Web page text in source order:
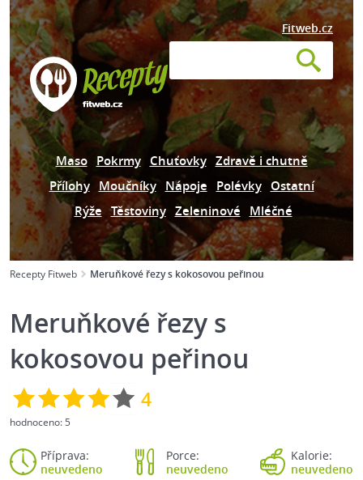
Fitweb.cz
Maso Pokrmy Chuťovky Zdravě i chutně
Přílohy Moučníky Nápoje Polévky Ostatní
Rýže Těstoviny Zeleninové Mléčné
Recepty Fitweb Meruňkové řezy s kokosovou peřinou
Meruňkové řezy s
kokosovou peřinou
4
hodnoceno:5
Příprava:
neuvedeno
Porce:
neuvedeno
Kalorie:
neuvedeno